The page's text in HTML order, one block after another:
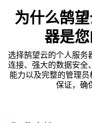
为什么鹄
器是您
选择鹄望云的个人服务
连接、强大的数据安全
能力以及完整的管理
保证，确